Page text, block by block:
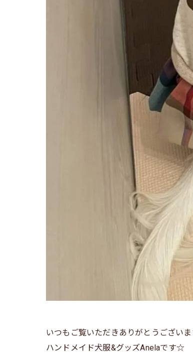
いつもご覧いただきありがとうござい
ハンドメイド犬服&グッズAnelaです☆